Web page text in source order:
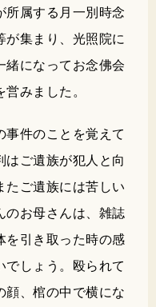
所属する月一別時念
が集まり、光照院に
緒になってお念佛会
みました。
事件のことを覚えて
はご遺族が犯人と向
たご遺族には苦しい
のお母さんは、雑誌
を引き取った時の感
でしょう。殴られて
顔、棺の中で横にな